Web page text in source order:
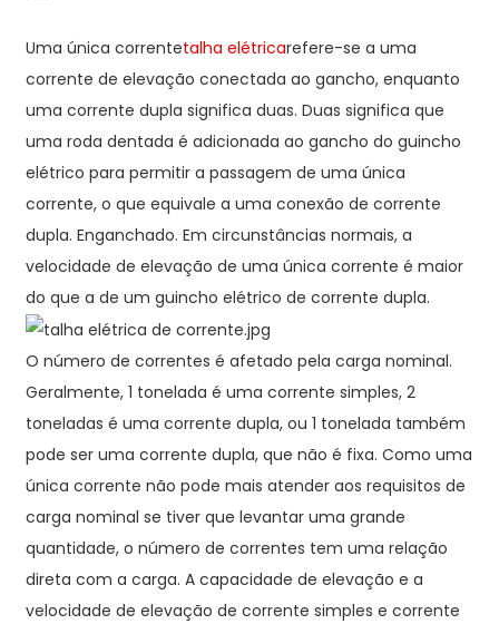
Uma única correntetalha elétricarefere-se a uma
corrente de elevação conectada ao gancho, enquanto
uma corrente dupla significa duas. Duas significa que
uma roda dentada é adicionada ao gancho do guincho
elétrico para permitir a passagem de uma única
corrente, o que equivale a uma conexão de corrente
dupla. Enganchado. Em circunstâncias normais, a
velocidade de elevação de uma única corrente é maior
do que a de um guincho elétrico de corrente dupla.
O número de correntes é afetado pela carga nominal.
Geralmente, 1 tonelada é uma corrente simples, 2
toneladas é uma corrente dupla, ou 1 tonelada também
pode ser uma corrente dupla, que não é fixa. Como uma
única corrente não pode mais atender aos requisitos de
carga nominal se tiver que levantar uma grande
quantidade, o número de correntes tem uma relação
direta com a carga. A capacidade de elevação e a
velocidade de elevação de corrente simples e corrente